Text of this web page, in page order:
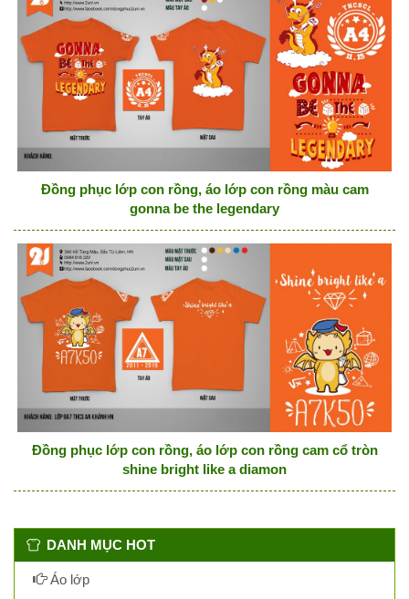
Đồng phục lớp con rồng, áo lớp con rồng màu cam
gonna be the legendary
Đồng phục lớp con rồng, áo lớp con rồng cam cổ tròn
shine bright like a diamon
DANH MỤC HOT
Áo lớp